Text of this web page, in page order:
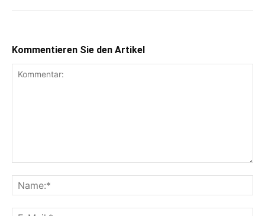
Kommentieren Sie den Artikel